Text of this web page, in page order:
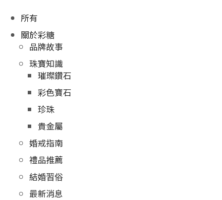
所有
關於彩糖
品牌故事
珠寶知識
璀璨鑽石
彩色寶石
珍珠
貴金屬
婚戒指南
禮品推薦
結婚習俗
最新消息